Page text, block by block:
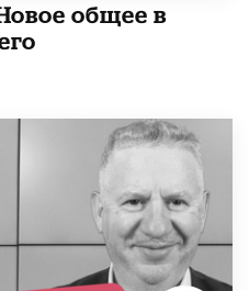
общее в